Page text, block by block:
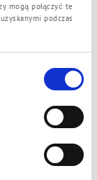
mogą połączyć te
podczas